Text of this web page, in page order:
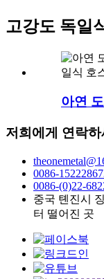
고강도 독일
아연
저희에게 연락하
0086-
0086-(0)22-
중국 톈진시
터 떨어진 곳